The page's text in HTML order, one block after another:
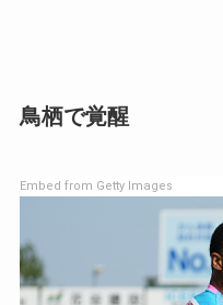
鳥栖で覚醒
Embed from Getty Images